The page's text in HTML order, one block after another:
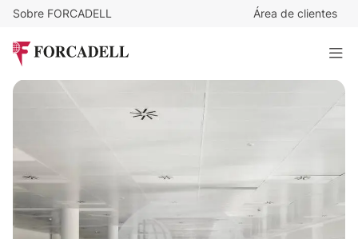
Sobre FORCADELL Área de clientes
Alquiler oficina Madrid. Calle Ribera del Loira.
1.943 m²